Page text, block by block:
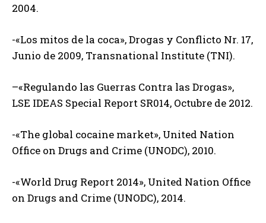
2004.
-«Los mitos de la coca», Drogas y Conflicto Nr. 17,
Junio de 2009, Transnational Institute (TNI).
–«Regulando las Guerras Contra las Drogas»,
LSE IDEAS Special Report SR014, Octubre de 2012.
-«The global cocaine market», United Nation
Office on Drugs and Crime (UNODC), 2010.
-«World Drug Report 2014», United Nation Office
on Drugs and Crime (UNODC), 2014.